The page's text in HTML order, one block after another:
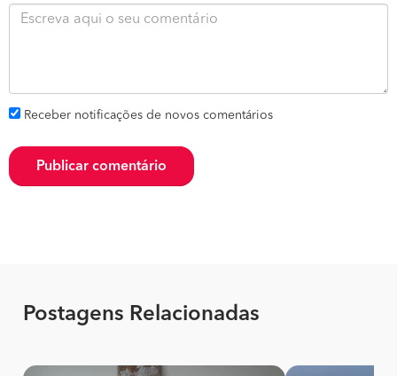
Receber notificações de novos comentários
Publicar comentário
Postagens Relacionadas